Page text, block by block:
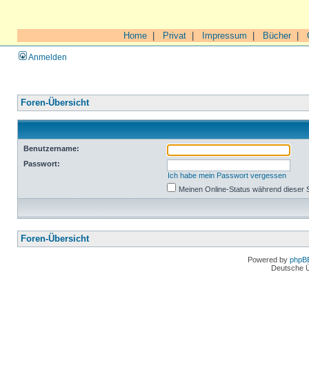
Home Privat Impressum Bücher|
Anmelden
Foren-Übersicht
Benutzername:
Passwort:
Ich habe mein Passwort vergessen
Meinen Online-Status während dieser
Foren-Übersicht
Powered by
Deutsche